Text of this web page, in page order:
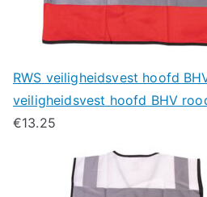
RWS veiligheidsvest hoofd
veiligheidsvest hoofd BHV
€13.25